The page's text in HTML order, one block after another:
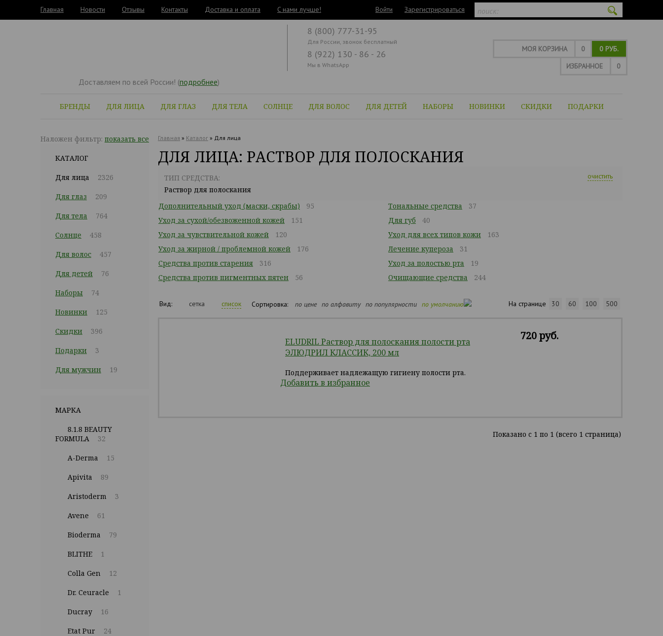
Главная Новости Отзывы Контакты Доставка и оплата C нами лучше! Войти Зарегистрироваться
Доставляем по всей России! (подробнее)
МОЯ КОРЗИНА 0
0 РУБ.
ИЗБРАННОЕ
0
БРЕНДЫ ДЛЯ ЛИЦА ДЛЯ ГЛАЗ ДЛЯ ТЕЛА СОЛНЦЕ ДЛЯ ВОЛОС ДЛЯ ДЕТЕЙ НАБОРЫ НОВИНКИ СКИДКИ ПОДАРКИ
8 (800) 777-31-95
Для России, звонок бесплатный
8 (922) 130 - 86 - 26
Мы в WhatsApp
Наложен фильтр: показать все
КАТАЛОГ
Для лица 2326
Для глаз 209
Для тела 764
Солнце 458
Для волос 457
Для детей 76
Наборы 74
Новинки 125
Скидки 396
Подарки 3
Для мужчин 19
МАРКА
8.1.8 BEAUTY
FORMULA
32
A-Derma 15
Apivita 89
Aristoderm 3
Avene 61
Bioderma 79
BLITHE 1
Colla Gen 12
Dr. Ceuracle 1
Ducray 16
Etat Pur 24
Главная » Каталог » Для лица
ДЛЯ ЛИЦА: РАСТВОР ДЛЯ ПОЛОСКАНИЯ
ТИП СРЕДСТВА:
Раствор для полоскания
очистить
Дополнительный уход (маски, скрабы)
95
Уход за сухой/обезвоженной кожей
151
Уход за чувствительной кожей
120
Уход за жирной / проблемной кожей
176
Средства против старения
316
Средства против пигментных пятен
56
Тональные средства
37
Для губ
40
Уход для всех типов кожи
163
Лечение купероза
31
Уход за полостью рта
19
Очищающие средства
244
Вид: сетка список Сортировка: по цене по алфавиту по популярности по умолчанию На странице 30 60 100 500
ELUDRIL Раствор для полоскания полости рта
ЭЛЮДРИЛ КЛАССИК, 200 мл
Поддерживает надлежащую гигиену полости рта.
Добавить в избранное
720 руб.
Показано c 1 по 1 (всего 1 страница)